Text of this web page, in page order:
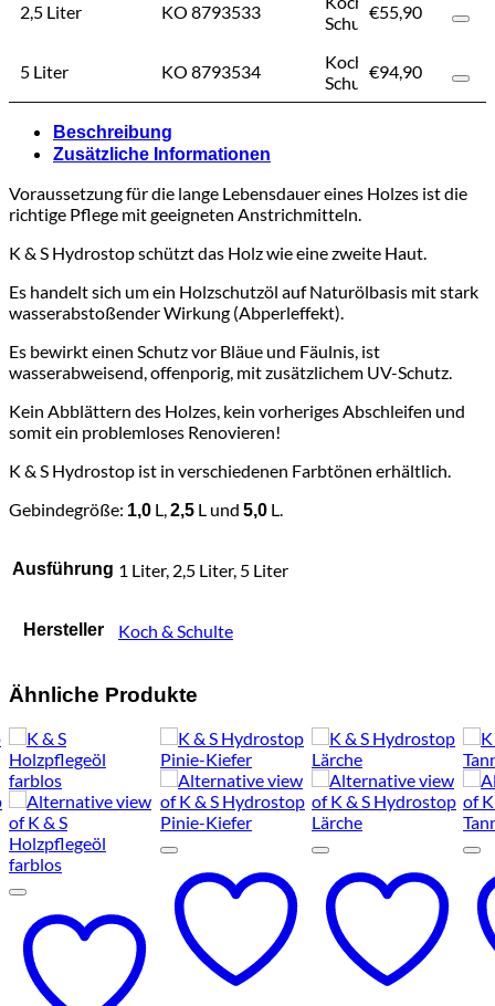
2,5 Liter KO 8793533
Schulte
€
5 Liter KO 8793534
Koch &
Schulte
€
€55,90
€94,90
Beschreibung
Zusätzliche Informationen
Voraussetzung für die lange Lebensdauer eines Holzes ist die
richtige Pflege mit geeigneten Anstrichmitteln.
K & S Hydrostop schützt das Holz wie eine zweite Haut.
Es handelt sich um ein Holzschutzöl auf Naturölbasis mit stark
wasserabstoßender Wirkung (Abperleffekt).
Es bewirkt einen Schutz vor Bläue und Fäulnis, ist
wasserabweisend, offenporig, mit zusätzlichem UV-Schutz.
Kein Abblättern des Holzes, kein vorheriges Abschleifen und
somit ein problemloses Renovieren!
K & S Hydrostop ist in verschiedenen Farbtönen erhältlich.
Gebindegröße: 1,0 L,2,5 L und 5,0 L.
Ausführung 1 Liter, 2,5 Liter, 5 Liter
Hersteller Koch & Schulte
Ähnliche Produkte